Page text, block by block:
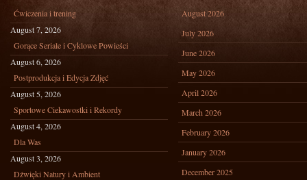
Ćwiczenia i trening
August 7, 2026
Gorące Seriale i Cyklowe Powieści
August 6, 2026
Postprodukcja i Edycja Zdjęć
August 5, 2026
Sportowe Ciekawostki i Rekordy
August 4, 2026
Dla Was
August 3, 2026
Dźwięki Natury i Ambient
August 2026
July 2026
June 2026
May 2026
April 2026
March 2026
February 2026
January 2026
December 2025